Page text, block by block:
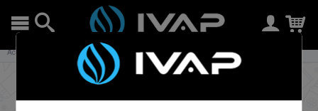
Accueil Cigarettes électroniques Accumulateurs
Accu 18650, 26650, … pour Box et
Mod